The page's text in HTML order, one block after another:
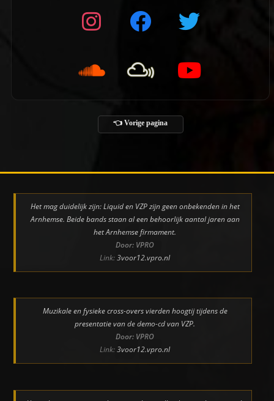
👈 Vorige pagina
Het mag duidelijk zijn: Liquid en VZP zijn geen onbekenden in het
Arnhemse. Beide bands staan al een behoorlijk aantal jaren aan
het Arnhemse firmament.
Door: VPRO
Link:3voor12.vpro.nl
Muzikale en fysieke cross-overs vierden hoogtij tijdens de
presentatie van de demo-cd van VZP.
Door: VPRO
Link:3voor12.vpro.nl